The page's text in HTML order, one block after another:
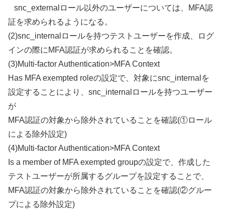
snc_externalロール以外のユーザーについては、MFA認
証を求められるようになる。
(2)snc_internalロールを持つテストユーザーを作成、ログ
インの際にMFA認証が求められることを確認。
(3)Multi-factor Authentication>MFA Context
Has MFA exempted roleの設定で、対象にsnc_internalを
設定することにより、snc_internalロールを持つユーザー
が
MFA認証の対象から除外されていることを確認(①ロール
による除外設定)
(4)Multi-factor Authentication>MFA Context
Is a member of MFA exempted groupの設定で、作成した
テストユーザーが所属するグループを設定することで、
MFA認証の対象から除外されていることを確認(②グルー
プによる除外設定)